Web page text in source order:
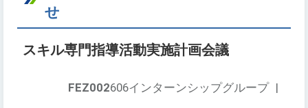
せ
スキル専門指導活動実施計画会議
FEZ002606インターンシップグループ |